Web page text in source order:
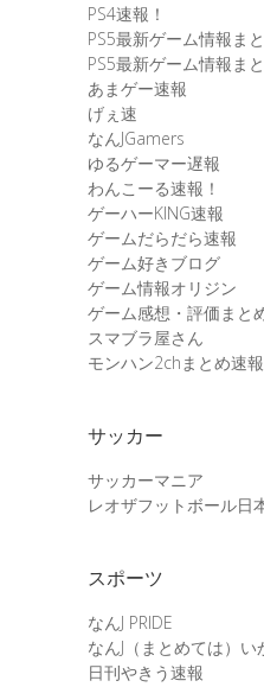
PS4速報！
PS5最新ゲーム情報ま
PS5最新ゲーム情報ま
あまゲー速報
げぇ速
なんJGamers
ゆるゲーマー遅報
わんこーる速報！
ゲーハーKING速報
ゲームだらだら速報
ゲーム好きブログ
ゲーム情報オリジン
ゲーム感想・評価まと
スマブラ屋さん
モンハン2chまとめ速報
サッカー
サッカーマニア
レオザフットボール日
スポーツ
なんJ PRIDE
なんJ（まとめては）い
日刊やきう速報